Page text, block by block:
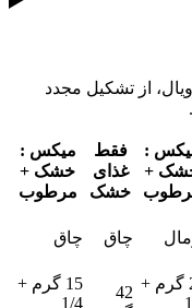
از تشکیل مجدد
:
+
فقط
غذای
خشک
میکس :
خشک +
مرطوب
چاق چاق
21 گرم + 42
15 گرم +
1/4